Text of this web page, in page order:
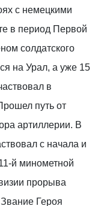
с немецкими
в период Первой
солдатского
на Урал, а уже 15
в
путь от
артиллерии. В
с начала и
й минометной
прорыва
Героя